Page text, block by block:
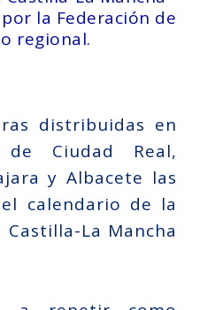
la Federación de
regional.
distribuidas en
Ciudad Real,
y Albacete las
calendario de la
Castilla-La Mancha